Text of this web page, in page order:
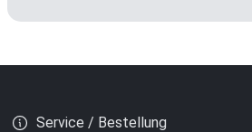
Service / Bestellung